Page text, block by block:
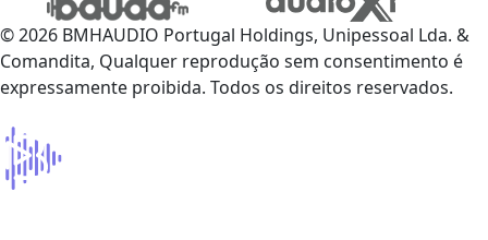
© 2026 BMHAUDIO Portugal Holdings, Unipessoal Lda. &
Comandita, Qualquer reprodução sem consentimento é
expressamente proibida. Todos os direitos reservados.